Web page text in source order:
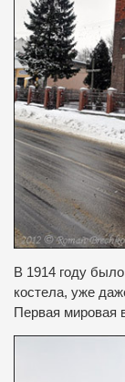
В 1914 году
костела, уже
Первая мировая